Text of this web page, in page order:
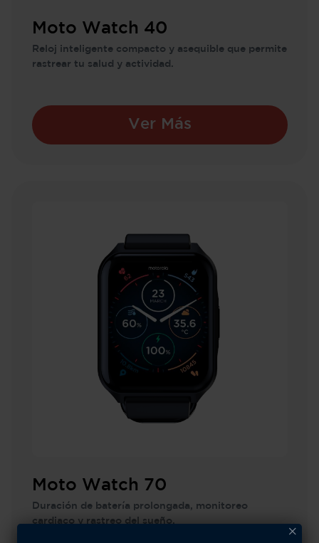
Moto Watch 40
Reloj inteligente compacto y asequible que permite
rastrear tu salud y actividad.
Ver Más
Moto Watch 70
Duración de batería prolongada, monitoreo
cardiaco y rastreo del sueño.